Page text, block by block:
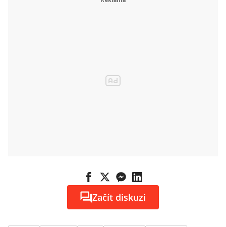
Začít diskuzi